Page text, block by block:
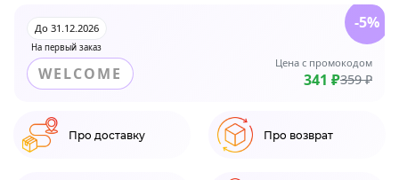
На первый заказ
До 31.12.2026
WELCOME
Цена с промокодом
341 ₽359 ₽
-5%
Про доставку Про возврат